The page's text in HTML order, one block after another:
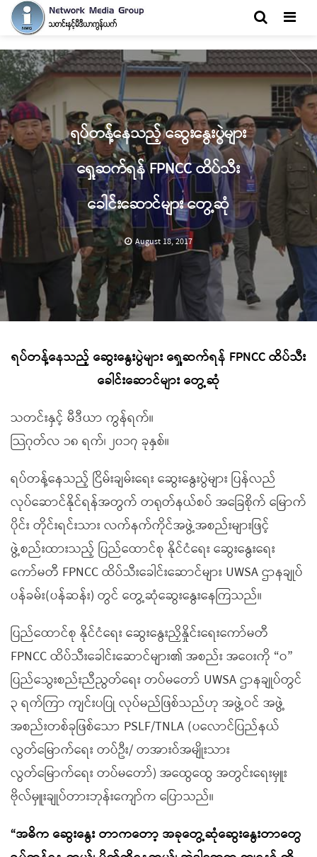
ရပ်တန့်နေသည့် ဆွေးနွေးပွဲများ
ရှေ့ဆက်ရန် FPNCC ထိပ်သီး
ခေါင်းဆောင်များ တွေ့ဆုံ
August 18, 2017
ရပ်တန့်နေသည့် ဆွေးနွေးပွဲများ ရှေ့ဆက်ရန် FPNCC ထိပ်သီး
ခေါင်းဆောင်များ တွေ့ဆုံ
သတင်းနှင့် မီဒီယာ ကွန်ရက်။
သြဂုတ်လ ၁၈ ရက်၊ ၂၀၁၇ ခုနှစ်။
ရပ်တန့်နေသည့် ငြိမ်းချမ်းရေး ဆွေးနွေးပွဲများ ပြန်လည်
လုပ်ဆောင်နိုင်ရန်အတွက် တရုတ်နယ်စပ် အခြေစိုက် မြောက်
ပိုင်း တိုင်းရင်းသား လက်နက်ကိုင်အဖွဲ့အစည်းများဖြင့်
ဖွဲ့စည်းထားသည့် ပြည်ထောင်စု နိုင်ငံရေး ဆွေးနွေးရေး
ကော်မတီ FPNCC ထိပ်သီးခေါင်းဆောင်များ UWSA ဌာနချုပ်
ပန်ခမ်း(ပန်ဆန်း) တွင် တွေ့ဆုံဆွေးနွေးနေကြသည်။
ပြည်ထောင်စု နိုင်ငံရေး ဆွေးနွေးညှိနှိုင်းရေးကော်မတီ
FPNCC ထိပ်သီးခေါင်းဆောင်များ၏ အစည်း အဝေးကို “ဝ”
ပြည်သွေးစည်းညီညွတ်ရေး တပ်မတော် UWSA ဌာနချုပ်တွင်
၃ ရက်ကြာ ကျင်းပပြု လုပ်မည်ဖြစ်သည်ဟု အဖွဲ့ဝင် အဖွဲ့
အစည်းတစ်ခုဖြစ်သော PSLF/TNLA (ပလောင်ပြည်နယ်
လွတ်မြောက်ရေး တပ်ဦး/ တအားဝ်အမျိုးသား
လွတ်မြောက်ရေး တပ်မတော်) အထွေထွေ အတွင်းရေးမှူး
ဗိုလ်မှူးချုပ်တားဘုန်းကျော်က ပြောသည်။
“အဓိက ဆွေးနွေး တာကတော့ အခုတွေ့ဆုံဆွေးနွေးတာတွေ